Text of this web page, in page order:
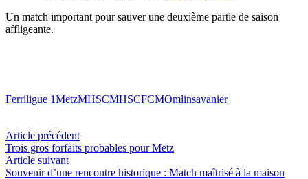
Un match important pour sauver une deuxième partie de saison
affligeante.
Ferriligue 1MetzMHSCMHSCFCMOmlinsavanier
Article précédent
Trois gros forfaits probables pour Metz
Article suivant
Souvenir d’une rencontre historique : Match maîtrisé à la maison